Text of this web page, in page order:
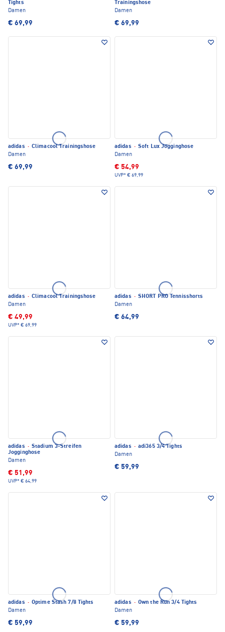
Tights
Damen
€ 69,99
Trainingshose
Damen
€ 69,99
adidas · Climacool Trainingshose
Damen
€ 69,99
adidas · Soft Lux Jogginghose
Damen
€ 54,99
UVP* € 69,99
adidas · Climacool Trainingshose
Damen
€ 49,99
UVP* € 69,99
adidas · SHORT PRO Tennisshorts
Damen
€ 64,99
adidas · Stadium 3-Streifen
Jogginghose
Damen
€ 51,99
UVP* € 64,99
adidas · adi365 3/4 Tights
Damen
€ 59,99
adidas · Optime Stash 7/8 Tights
Damen
€ 59,99
adidas · Own the Run 3/4 Tights
Damen
€ 59,99